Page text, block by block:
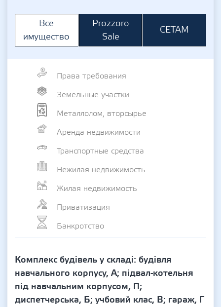
Все
имущество
Prozzoro
Sale
СЕТАМ
Права требования
Земельные участки
Металлолом, вторсырье
Аренда недвижимости
Транспортные средства
Нежилая недвижимость
Жилая недвижимость
Приватизация
Банкротство
Комплекс будівель у складі: будівля
навчального корпусу, А; підвал-котельня
під навчальним корпусом, П;
диспетчерська, Б; учбовий клас, В; гараж, Г